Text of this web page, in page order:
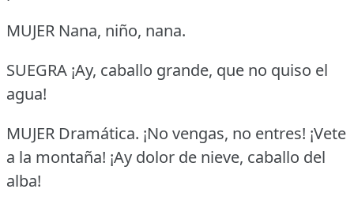
MUJER Nana, niño, nana.
SUEGRA ¡Ay, caballo grande, que no quiso el
agua!
MUJER Dramática. ¡No vengas, no entres! ¡Vete
a la montaña! ¡Ay dolor de nieve, caballo del
alba!